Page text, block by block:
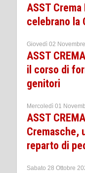
ASST
celebrano la
Giovedì 02
ASST
il corso di
genitori
Mercoledì 01
ASST
Cremasche,
reparto di
Sabato 28 Ottobre